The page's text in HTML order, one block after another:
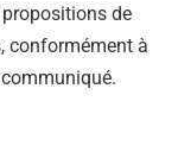
propositions de
conformément à